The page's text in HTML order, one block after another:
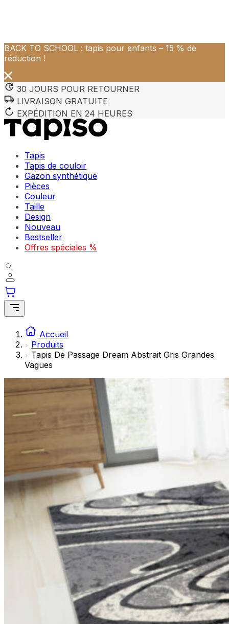
BACK TO SCHOOL : tapis pour enfants – 15 % de
réduction !
30 JOURS POUR RETOURNER
LIVRAISON GRATUITE
EXPÉDITION EN 24 HEURES
Tapis
Tapis de couloir
Gazon synthétique
Pièces
Couleur
Taille
Design
Nouveau
Bestseller
Offres spéciales %
Accueil
Produits
Tapis De Passage Dream Abstrait Gris Grandes
Vagues
Nous utilisons des cookies pour personnaliser le contenu
Indispensables
Les cookies indispensables sont cruciaux pour les
ne stockent aucune donnée permettant d'identifier
Préférences
Les cookies liés aux préférences permettent au site de
Les cookies statistiques aident les propriétaires de sites
rapportant des informations de manière anonyme.
Les cookies non classés sont des cookies qui sont en